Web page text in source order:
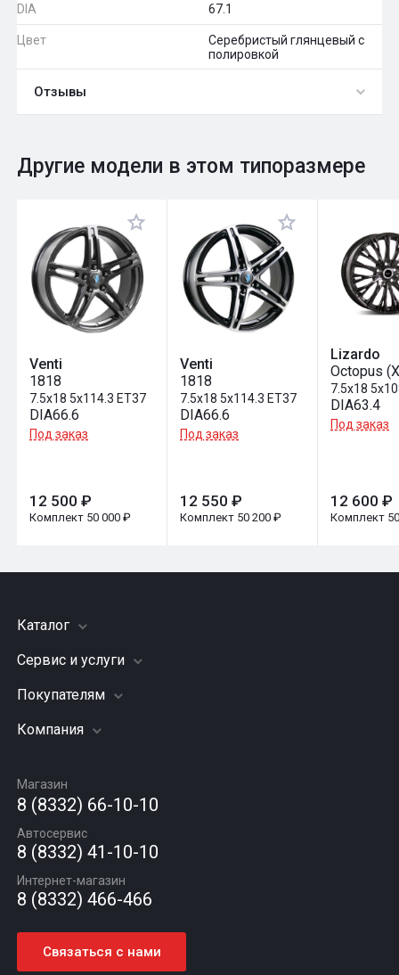
DIA 67.1
Цвет
Серебристый глянцевый с
полировкой
Отзывы
Оставить отзыв
Общий рейтинг 0
Другие модели в этом типоразмере
Venti
1818
7.5x18 5x114.3 ET37
DIA66.6
Под заказ
12 500 ₽
Комплект 50 000 ₽
Venti
1818
7.5x18 5x114.3 ET37
DIA66.6
Под заказ
12 550 ₽
Комплект 50 200 ₽
Lizardo
Octopus
7.5x18
DIA63.4
Под заказ
12 600 ₽
Комплект
Каталог
Шины
Грузовые шины
Диски
Автомасла
Сервис и услуги
Заправка кондиционера
Подвеска (ходовая часть)
Шиномонтаж
Покупателям
Акции
Гарантии и возврат
Компания
Вакансии
Новости
Статьи
Контакты
Магазин
8 (8332) 66-10-10
Автосервис
8 (8332) 41-10-10
Интернет-магазин
8 (8332) 466-466
Связаться с нами